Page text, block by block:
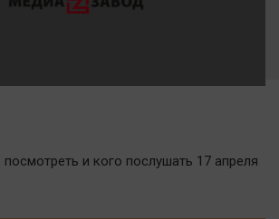
посмотреть и кого послушать 17 апреля